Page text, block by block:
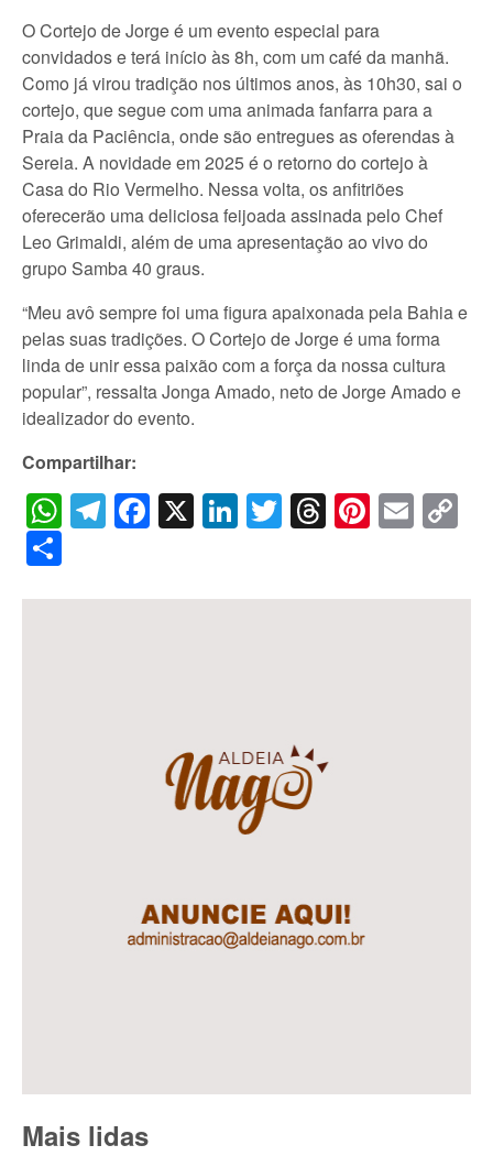
O Cortejo de Jorge é um evento especial para
convidados e terá início às 8h, com um café da manhã.
Como já virou tradição nos últimos anos, às 10h30, sai o
cortejo, que segue com uma animada fanfarra para a
Praia da Paciência, onde são entregues as oferendas à
Sereia. A novidade em 2025 é o retorno do cortejo à
Casa do Rio Vermelho. Nessa volta, os anfitriões
oferecerão uma deliciosa feijoada assinada pelo Chef
Leo Grimaldi, além de uma apresentação ao vivo do
grupo Samba 40 graus.
“Meu avô sempre foi uma figura apaixonada pela Bahia e
pelas suas tradições. O Cortejo de Jorge é uma forma
linda de unir essa paixão com a força da nossa cultura
popular”, ressalta Jonga Amado, neto de Jorge Amado e
idealizador do evento.
Compartilhar:
WhatsApp
Telegram
Facebook
X LinkedIn
Twitter
Threads
Mais lidas